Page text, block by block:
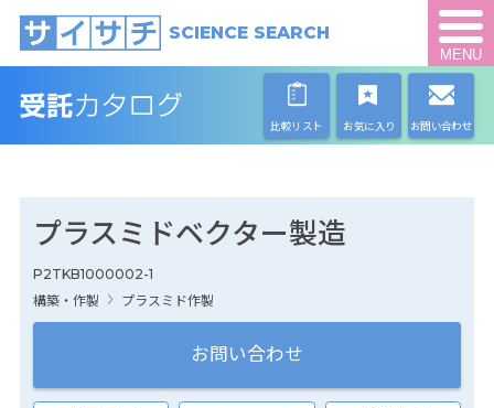
SCIENCE SEARCH
MENU
比較リスト お気に入り お問い合わせ
プラスミドベクター製造
P2TKB1000002-1
構築・作製
プラスミド作製
お問い合わせ